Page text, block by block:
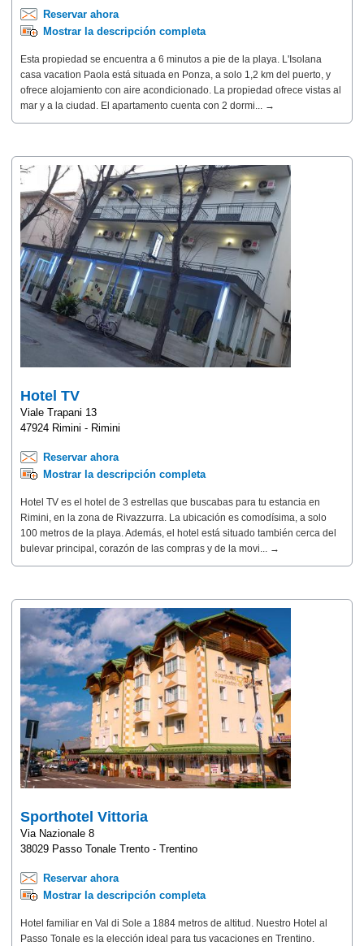
Reservar ahora
Mostrar la descripción completa
Esta propiedad se encuentra a 6 minutos a pie de la playa. L'Isolana
casa vacation Paola está situada en Ponza, a solo 1,2 km del puerto, y
ofrece alojamiento con aire acondicionado. La propiedad ofrece vistas al
mar y a la ciudad. El apartamento cuenta con 2 dormi... →
Hotel TV
Viale Trapani 13
47924 Rimini - Rimini
Reservar ahora
Mostrar la descripción completa
Hotel TV es el hotel de 3 estrellas que buscabas para tu estancia en
Rimini, en la zona de Rivazzurra. La ubicación es comodísima, a solo
100 metros de la playa. Además, el hotel está situado también cerca del
bulevar principal, corazón de las compras y de la movi... →
Sporthotel Vittoria
Via Nazionale 8
38029 Passo Tonale Trento - Trentino
Reservar ahora
Mostrar la descripción completa
Hotel familiar en Val di Sole a 1884 metros de altitud. Nuestro Hotel al
Passo Tonale es la elección ideal para tus vacaciones en Trentino.